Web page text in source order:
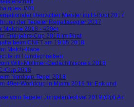
goes J/70
Deutscher Meister im H-Boot 2017
der Tegeler Regattasegler 2017
Malche 2018 - 420er
Frühjahrs-Cup 2018 im Pirat
beim CNFT am 19.05.2018
Match-Race
im Rundschreiben
Willi-Möllmer-Gedächtnispreis 2018
Cup 2018
Nordcup-Tegel 2018
49er-Worldcup in Miami 2019 für Erik und
vom Tegeler Jüngstenfestival 2019 (Opti A /